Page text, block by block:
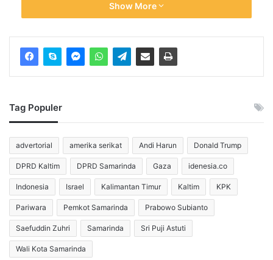
Para pemain yang membela negaranya di turnamen
mendapatkan banyak uang saat bermain bersama klubnya
masing-masing.
tampil di Copa America 2024.
1. Vinicius Junior
Penyerang Real Madrid Vinicius Junior(AFP/Kirill
KUDRYAVTSEV
Vinicius Junior sejauh ini merupakan pemain dengan gaji
Show More
Tag Populer
advertorial amerika serikat Andi Harun Donald Trump
DPRD Kaltim DPRD Samarinda Gaza idenesia.co
Indonesia Israel Kalimantan Timur Kaltim KPK
Pariwara Pemkot Samarinda Prabowo Subianto
Saefuddin Zuhri Samarinda Sri Puji Astuti
Wali Kota Samarinda